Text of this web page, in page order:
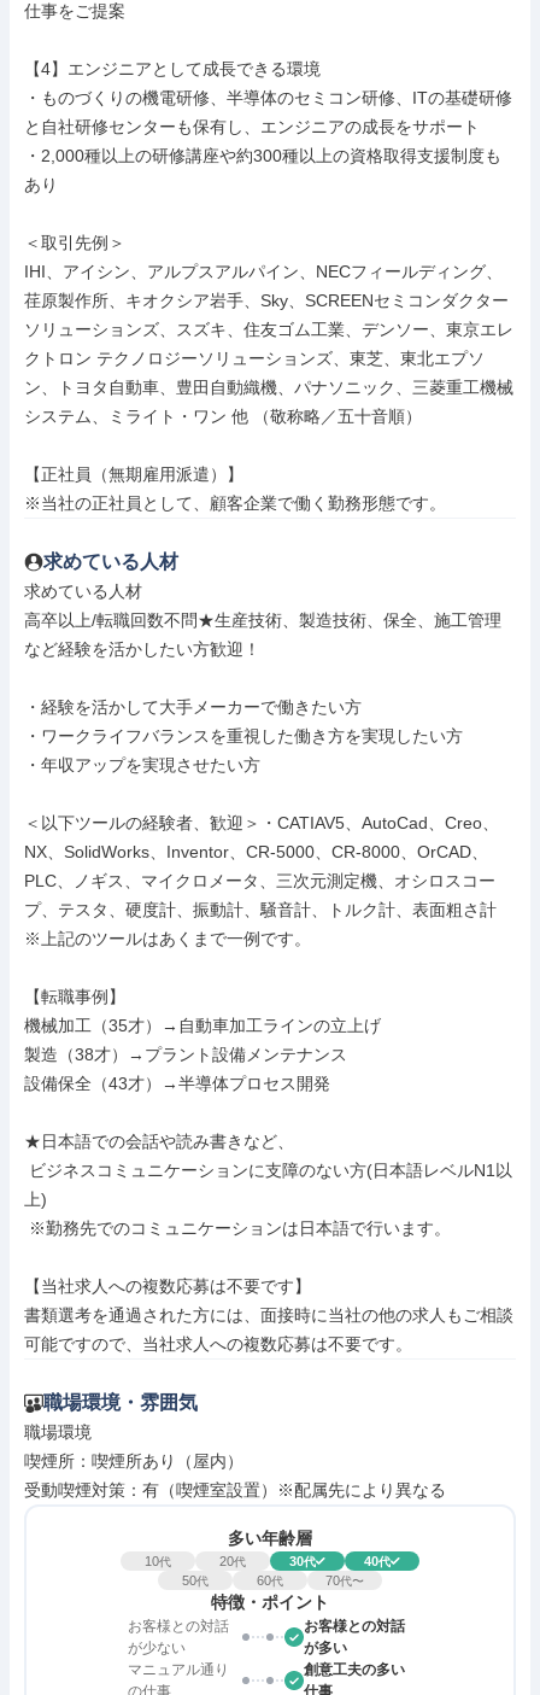
仕事をご提案
【4】エンジニアとして成長できる環境
・ものづくりの機電研修、半導体のセミコン研修、ITの基礎研修
と自社研修センターも保有し、エンジニアの成長をサポート
・2,000種以上の研修講座や約300種以上の資格取得支援制度も
あり
＜取引先例＞
IHI、アイシン、アルプスアルパイン、NECフィールディング、
荏原製作所、キオクシア岩手、Sky、SCREENセミコンダクター
ソリューションズ、スズキ、住友ゴム工業、デンソー、東京エレ
クトロン テクノロジーソリューションズ、東芝、東北エプソ
ン、トヨタ自動車、豊田自動織機、パナソニック、三菱重工機械
システム、ミライト・ワン 他 （敬称略／五十音順）
【正社員（無期雇用派遣）】
※当社の正社員として、顧客企業で働く勤務形態です。
求めている人材
求めている人材
高卒以上/転職回数不問★生産技術、製造技術、保全、施工管理
など経験を活かしたい方歓迎！
・経験を活かして大手メーカーで働きたい方
・ワークライフバランスを重視した働き方を実現したい方
・年収アップを実現させたい方
＜以下ツールの経験者、歓迎＞・CATIAV5、AutoCad、Creo、
NX、SolidWorks、Inventor、CR-5000、CR-8000、OrCAD、
PLC、ノギス、マイクロメータ、三次元測定機、オシロスコー
プ、テスタ、硬度計、振動計、騒音計、トルク計、表面粗さ計
※上記のツールはあくまで一例です。
【転職事例】
機械加工（35才）→自動車加工ラインの立上げ
製造（38才）→プラント設備メンテナンス
設備保全（43才）→半導体プロセス開発
★日本語での会話や読み書きなど、
上)
【当社求人への複数応募は不要です】
書類選考を通過された方には、面接時に当社の他の求人もご相談
可能ですので、当社求人への複数応募は不要です。
職場環境・雰囲気
職場環境
喫煙所：喫煙所あり（屋内）
受動喫煙対策：有（喫煙室設置）※配属先により異なる
多い年齢層
10代 20代 30代 40代
50代 60代 70代〜
特徴・ポイント
お客様との対話
が少ない
お客様との対話
が多い
マニュアル通り
の仕事
創意工夫の多い
仕事